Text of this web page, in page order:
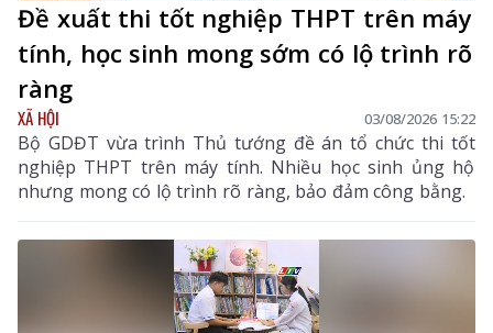
Đề xuất thi tốt nghiệp THPT trên máy
tính, học sinh mong sớm có lộ trình rõ
ràng
XÃ HỘI 03/08/2026 15:22
Bộ GDĐT vừa trình Thủ tướng đề án tổ chức thi tốt
nghiệp THPT trên máy tính. Nhiều học sinh ủng hộ
nhưng mong có lộ trình rõ ràng, bảo đảm công bằng.